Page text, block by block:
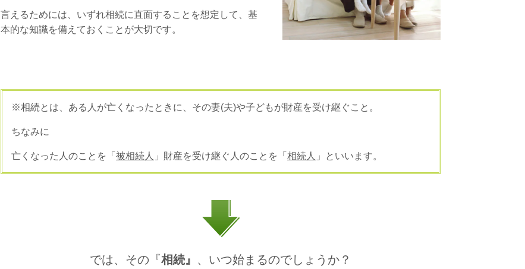
言えるためには、いずれ相続に直面することを想定して、基
本的な知識を備えておくことが大切です。
※相続とは、ある人が亡くなったときに、その妻(夫)や子どもが財産を受け継ぐこと。
ちなみに
亡くなった人のことを「 被相続人 」財産を受け継ぐ人のことを「 相続人 」といいます。
では、その『相続』 、いつ始まるのでしょうか？